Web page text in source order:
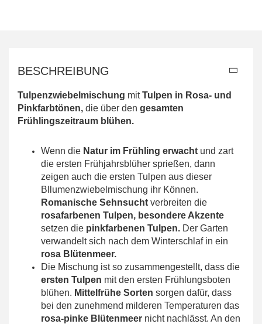
BESCHREIBUNG
Tulpenzwiebelmischung mitTulpen in Rosa- und
Pinkfarbtönen, die über den gesamten
Frühlingszeitraum blühen.
Wenn die Natur im Frühling erwacht und zart
die ersten Frühjahrsblüher sprießen, dann
zeigen auch die ersten Tulpen aus dieser
Bllumenzwiebelmischung ihr Können.
Romanische Sehnsucht verbreiten die
rosafarbenen Tulpen, besondere Akzente
setzen die pinkfarbenen Tulpen. Der Garten
verwandelt sich nach dem Winterschlaf in ein
rosa Blütenmeer.
Die Mischung ist so zusammengestellt, dass die
ersten Tulpen mit den ersten Frühlungsboten
blühen. Mittelfrühe Sorten sorgen dafür, dass
bei den zunehmend milderen Temperaturen das
rosa-pinke Blütenmeer nicht nachlässt. An den